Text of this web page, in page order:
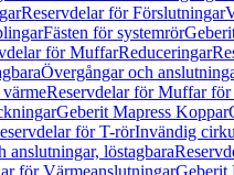
Reservdelar för Förslutningar
Fästen för systemrör
för MuffarReduceringar
Övergångar och
Reservdelar för Muffar för
Geberit Mapress Koppar
för T-rörInvändig
anslutningar, löstagbara
för VärmeanslutningarGeberit